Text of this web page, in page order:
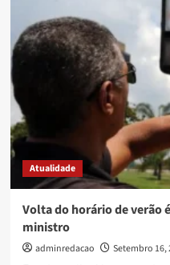
Atualidade
Volta do horário de verão
ministro
adminredacao Setembro 16,